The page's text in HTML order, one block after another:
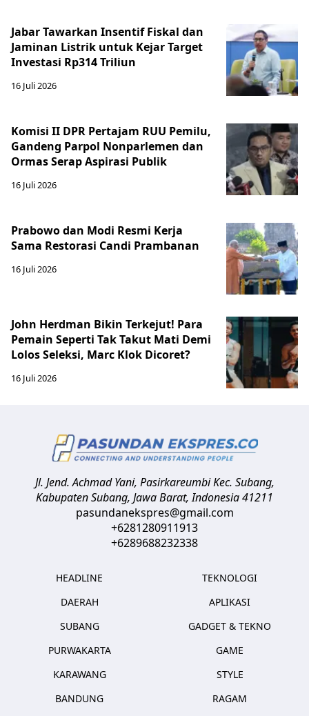
Jabar Tawarkan Insentif Fiskal dan
Jaminan Listrik untuk Kejar Target
Investasi Rp314 Triliun
16 Juli 2026
Komisi II DPR Pertajam RUU Pemilu,
Gandeng Parpol Nonparlemen dan
Ormas Serap Aspirasi Publik
16 Juli 2026
Prabowo dan Modi Resmi Kerja
Sama Restorasi Candi Prambanan
16 Juli 2026
John Herdman Bikin Terkejut! Para
Pemain Seperti Tak Takut Mati Demi
Lolos Seleksi, Marc Klok Dicoret?
16 Juli 2026
Jl. Jend. Achmad Yani, Pasirkareumbi Kec. Subang,
Kabupaten Subang, Jawa Barat,Indonesia41211
pasundanekspres@gmail.com
+6281280911913
+6289688232338
HEADLINE
DAERAH
SUBANG
PURWAKARTA
KARAWANG
BANDUNG
TEKNOLOGI
APLIKASI
GADGET & TEKNO
GAME
STYLE
RAGAM